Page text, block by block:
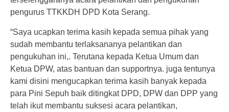
pengurus TTKKDH DPD Kota Serang.
“Saya ucapkan terima kasih kepada semua pihak yang
sudah membantu terlaksananya pelantikan dan
pengukuhan ini,. Terutana kepada Ketua Umum dan
Ketua DPW, atas bantuan dan supportnya. juga tentunya
kami disini mengucapkan terima kasih banyak kepada
para Pini Sepuh baik ditingkat DPD, DPW dan DPP yang
telah ikut membantu suksesi acara pelantikan,